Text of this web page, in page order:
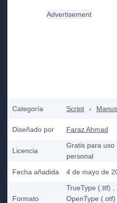
Categoría Script ›
Diseñado por Faraz Ahmad
Licencia
Gratis para uso
personal
Fecha añadida
4 de mayo de
Formato
TrueType (.ttf)
OpenType (.otf)
Advertisement